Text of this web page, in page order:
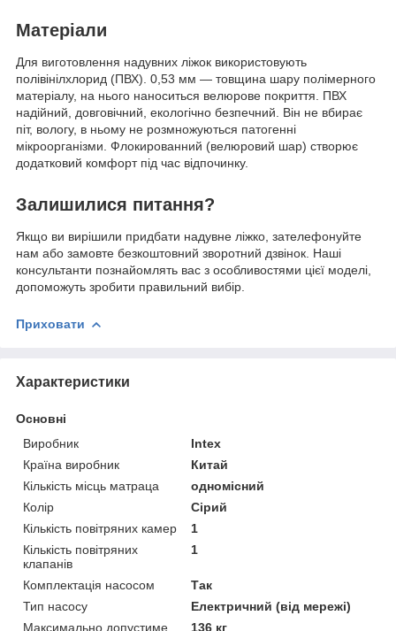
Матеріали
Для виготовлення надувних ліжок використовують
полівінілхлорид (ПВХ). 0,53 мм — товщина шару полімерного
матеріалу, на нього наноситься велюрове покриття. ПВХ
надійний, довговічний, екологічно безпечний. Він не вбирає
піт, вологу, в ньому не розмножуються патогенні
мікроорганізми. Флокированний (велюровий шар) створює
додатковий комфорт під час відпочинку.
Залишилися питання?
Якщо ви вирішили придбати надувне ліжко, зателефонуйте
нам або замовте безкоштовний зворотний дзвінок. Наші
консультанти познайомлять вас з особливостями цієї моделі,
допоможуть зробити правильний вибір.
Приховати
Характеристики
Основні
Виробник
Intex
Країна виробник
Китай
Кількість місць матраца
одномісний
Колір
Сірий
Кількість повітряних камер
1
Кількість повітряних
клапанів
1
Комплектація насосом
Так
Тип насосу
Електричний (від мережі)
Максимально допустиме
136 кг